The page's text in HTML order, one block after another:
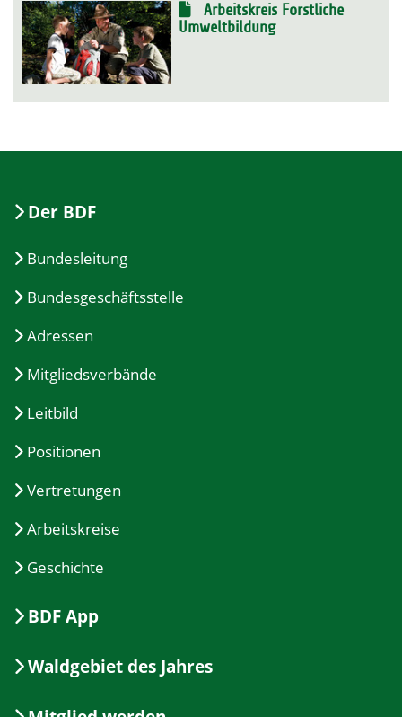
Arbeitskreis Forstliche
Umweltbildung
Der BDF
Bundesleitung
Bundesgeschäftsstelle
Adressen
Mitgliedsverbände
Leitbild
Positionen
Vertretungen
Arbeitskreise
Geschichte
BDF App
Waldgebiet des Jahres